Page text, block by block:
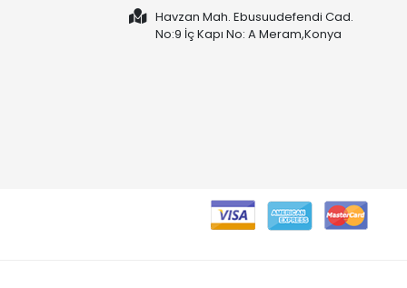
Havzan Mah. Ebusuudefendi Cad.
No:9 İç Kapı No: A Meram,Konya